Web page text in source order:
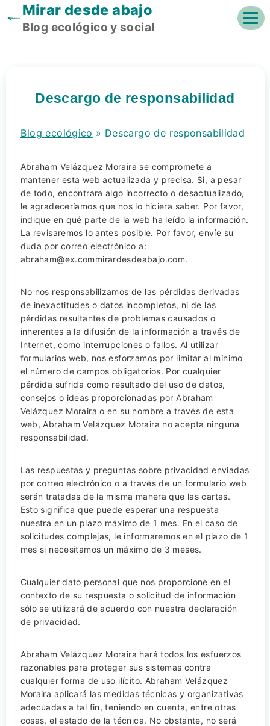
SaltarMirar desde abajo
Blog ecológico y social
Descargo de responsabilidad
Blog ecológico » Descargo de responsabilidad
Abraham Velázquez Moraira se compromete a
mantener esta web actualizada y precisa. Si, a pesar
de todo, encontrara algo incorrecto o desactualizado,
le agradeceríamos que nos lo hiciera saber. Por favor,
indique en qué parte de la web ha leído la información.
La revisaremos lo antes posible. Por favor, envíe su
duda por correo electrónico a:
abraham@ex.commirardesdeabajo.com.
No nos responsabilizamos de las pérdidas derivadas
de inexactitudes o datos incompletos, ni de las
pérdidas resultantes de problemas causados o
inherentes a la difusión de la información a través de
Internet, como interrupciones o fallos. Al utilizar
formularios web, nos esforzamos por limitar al mínimo
el número de campos obligatorios. Por cualquier
pérdida sufrida como resultado del uso de datos,
consejos o ideas proporcionadas por Abraham
Velázquez Moraira o en su nombre a través de esta
web, Abraham Velázquez Moraira no acepta ninguna
responsabilidad.
Las respuestas y preguntas sobre privacidad enviadas
por correo electrónico o a través de un formulario web
serán tratadas de la misma manera que las cartas.
Esto significa que puede esperar una respuesta
nuestra en un plazo máximo de 1 mes. En el caso de
solicitudes complejas, le informaremos en el plazo de 1
mes si necesitamos un máximo de 3 meses.
Cualquier dato personal que nos proporcione en el
contexto de su respuesta o solicitud de información
sólo se utilizará de acuerdo con nuestra declaración
de privacidad.
Abraham Velázquez Moraira hará todos los esfuerzos
razonables para proteger sus sistemas contra
cualquier forma de uso ilícito. Abraham Velázquez
Moraira aplicará las medidas técnicas y organizativas
adecuadas a tal fin, teniendo en cuenta, entre otras
cosas, el estado de la técnica. No obstante, no será